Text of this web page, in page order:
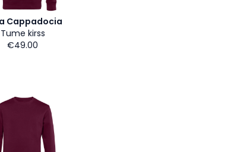
Cappadocia
Tume kirss
€49.00